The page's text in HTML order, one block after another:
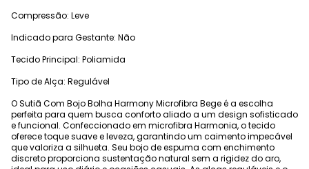
Compressão: Leve
Indicado para Gestante: Não
Tecido Principal: Poliamida
Tipo de Alça: Regulável
O Sutiã Com Bojo Bolha Harmony Microfibra Bege é a escolha
perfeita para quem busca conforto aliado a um design sofisticado
e funcional. Confeccionado em microfibra Harmonia, o tecido
oferece toque suave e leveza, garantindo um caimento impecável
que valoriza a silhueta. Seu bojo de espuma com enchimento
discreto proporciona sustentação natural sem a rigidez do aro,